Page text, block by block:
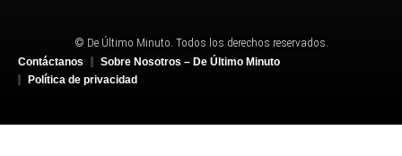
© De Último Minuto. Todos los derechos reservados.
Contáctanos
Sobre Nosotros – De Último Minuto
Política de privacidad